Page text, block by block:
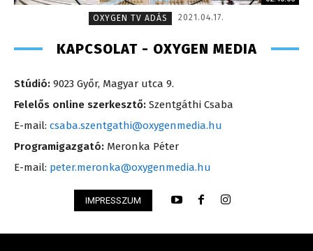
OXYGEN TV ADÁS
2021.04.17.
KAPCSOLAT - OXYGEN MEDIA
Stúdió: 9023 Győr, Magyar utca 9.
Felelős online szerkesztő: Szentgáthi Csaba
E-mail: csaba.szentgathi@oxygenmedia.hu
Programigazgató: Meronka Péter
E-mail: peter.meronka@oxygenmedia.hu
IMPRESSZUM